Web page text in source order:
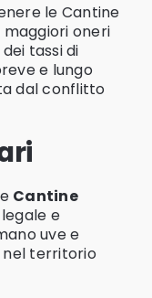
le Cantine
oneri
tassi di
e lungo
dal conflitto
Cantine
e
uve e
nel territorio